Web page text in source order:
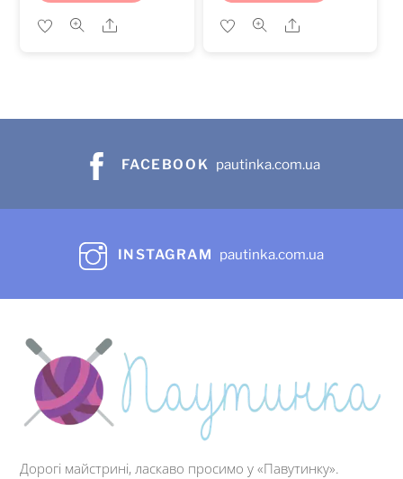
Share Share
FACEBOOK pautinka.com.ua
INSTAGRAM pautinka.com.ua
Дорогі майстрині, ласкаво просимо у «Павутинку».